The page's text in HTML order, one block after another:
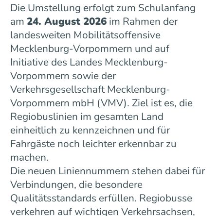
Die Umstellung erfolgt zum Schulanfang
am 24. August 2026im Rahmen der
landesweiten Mobilitätsoffensive
Mecklenburg-Vorpommern und auf
Initiative des Landes Mecklenburg-
Vorpommern sowie der
Verkehrsgesellschaft Mecklenburg-
Vorpommern mbH (VMV). Ziel ist es, die
Regiobuslinien im gesamten Land
einheitlich zu kennzeichnen und für
Fahrgäste noch leichter erkennbar zu
machen.
Die neuen Liniennummern stehen dabei für
Verbindungen, die besondere
Qualitätsstandards erfüllen. Regiobusse
verkehren auf wichtigen Verkehrsachsen,